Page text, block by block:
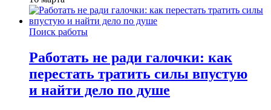
Поиск работы
Работать не ради галочки: как
перестать тратить силы впустую
и найти дело по душе